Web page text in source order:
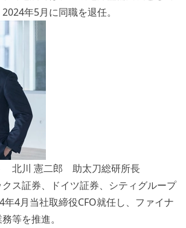
年5月に同職を退任。
北川 憲二郎 助太刀総研所長
ス証券、ドイツ証券、シティグループ
4月当社取締役CFO就任し、ファイナ
等を推進。